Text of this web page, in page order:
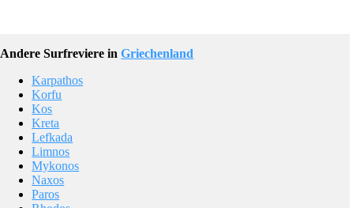
Andere Surfreviere inGriechenland
Karpathos
Korfu
Kos
Kreta
Lefkada
Limnos
Mykonos
Naxos
Paros